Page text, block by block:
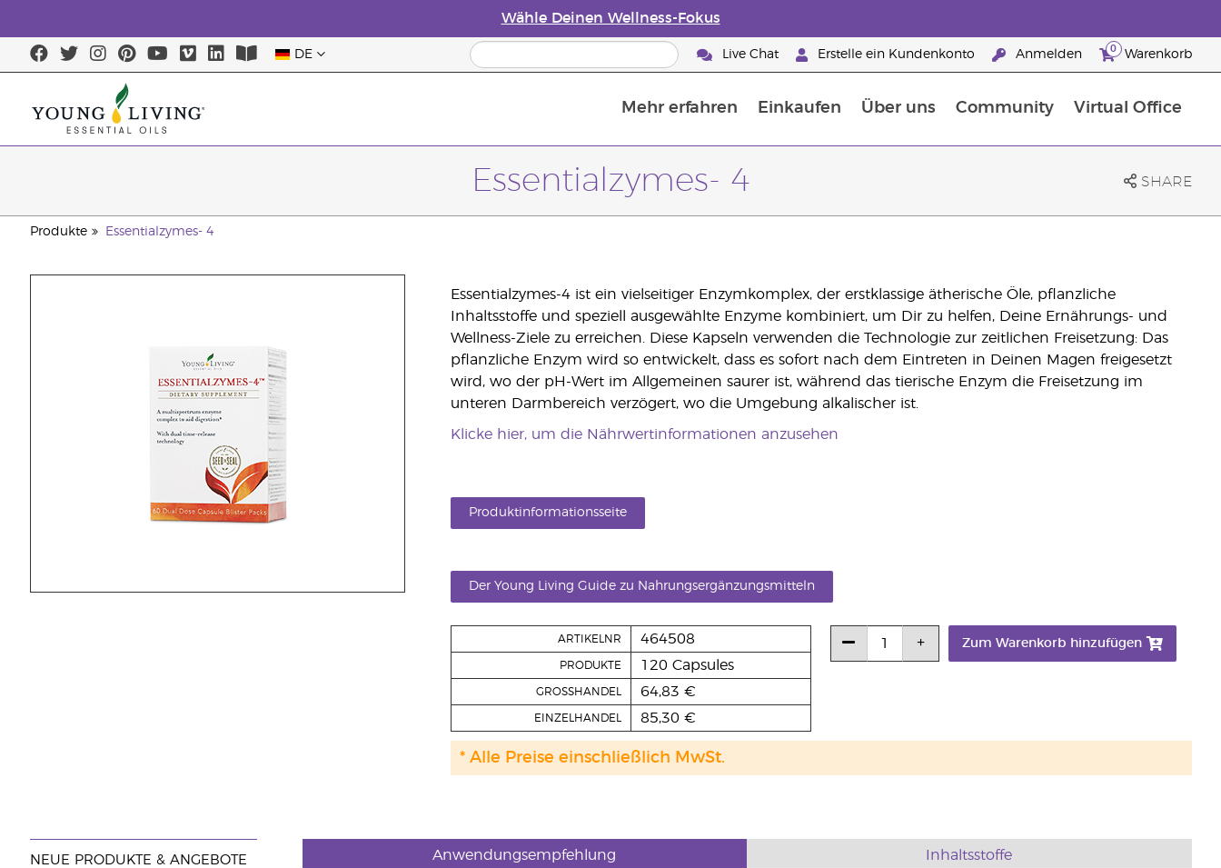
Wähle Deinen Wellness-Fokus
DE Live Chat Erstelle ein Kundenkonto Anmelden 0 Warenkorb
Mehr erfahren Einkaufen Über uns Community Virtual Office
Essentialzymes- 4 SHARE
Produkte Essentialzymes- 4
Essentialzymes-4 ist ein vielseitiger Enzymkomplex, der erstklassige ätherische Öle, pflanzliche
Inhaltsstoffe und speziell ausgewählte Enzyme kombiniert, um Dir zu helfen, Deine Ernährungs- und
Wellness-Ziele zu erreichen. Diese Kapseln verwenden die Technologie zur zeitlichen Freisetzung: Das
pflanzliche Enzym wird so entwickelt, dass es sofort nach dem Eintreten in Deinen Magen freigesetzt
wird, wo der pH-Wert im Allgemeinen saurer ist, während das tierische Enzym die Freisetzung im
unteren Darmbereich verzögert, wo die Umgebung alkalischer ist.
Klicke hier, um die Nährwertinformationen anzusehen
Produktinformationsseite
Der Young Living Guide zu Nahrungsergänzungsmitteln
ARTIKELNR 464508
PRODUKTE 120 Capsules
GROSSHANDEL 64,83 €
EINZELHANDEL 85,30 €
Zum Warenkorb hinzufügen
* Alle Preise einschließlich MwSt.
NEUE PRODUKTE & ANGEBOTE Anwendungsempfehlung Inhaltsstoffe